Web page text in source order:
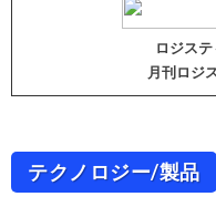
ロジス
月刊ロジ
テクノロジー/製品